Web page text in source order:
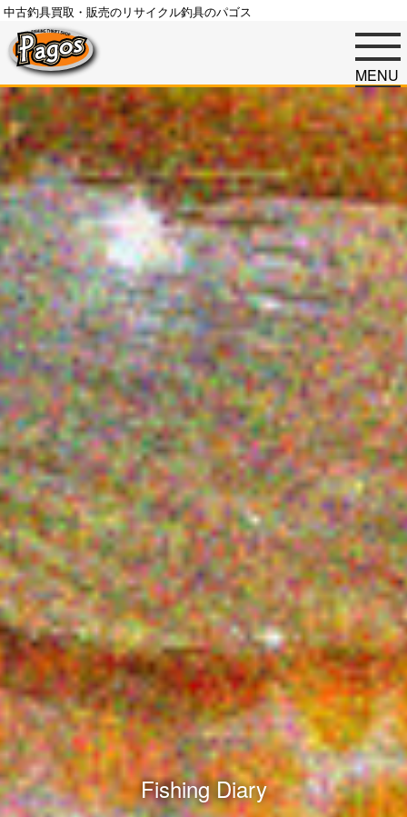
中古釣具買取・販売のリサイクル釣具のパゴス
MENU
Fishing Diary